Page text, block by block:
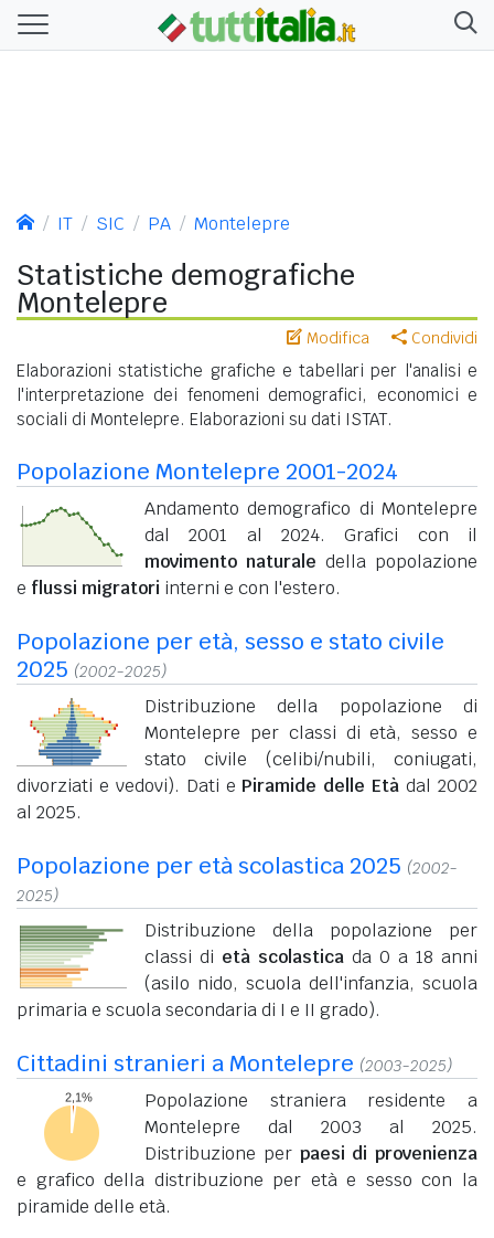
IT SIC PA Montelepre
Statistiche demografiche
Montelepre
Modifica Condividi
Elaborazioni statistiche grafiche e tabellari per l'analisi e
l'interpretazione dei fenomeni demografici, economici e
sociali di Montelepre. Elaborazioni su dati ISTAT.
Popolazione Montelepre 2001-2024
Andamento demografico di Montelepre
dal 2001 al 2024. Grafici con il
movimento naturale della popolazione
e flussi migratori interni e con l'estero.
Popolazione per età, sesso e stato civile
2025 (2002-2025)
Distribuzione della popolazione di
Montelepre per classi di età, sesso e
stato civile (celibi/nubili, coniugati,
divorziati e vedovi). Dati e Piramide delle Età dal 2002
al 2025.
Popolazione per età scolastica 2025 (2002-
2025)
Distribuzione della popolazione per
classi di età scolastica da 0 a 18 anni
(asilo nido, scuola dell'infanzia, scuola
primaria e scuola secondaria di I e II grado).
Cittadini stranieri a Montelepre (2003-2025)
Popolazione straniera residente a
Montelepre dal 2003 al 2025.
Distribuzione per paesi di provenienza
e grafico della distribuzione per età e sesso con la
piramide delle età.